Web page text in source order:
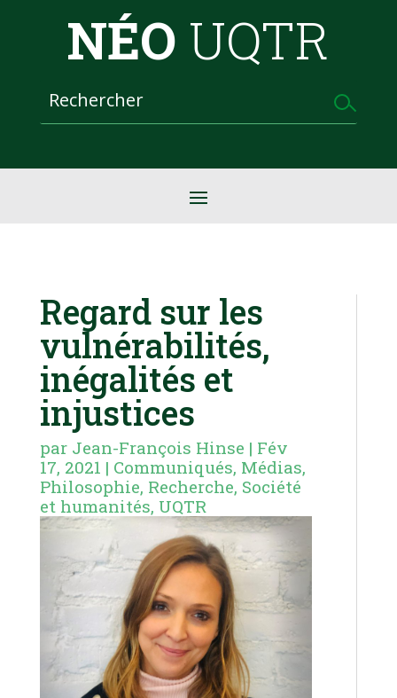
NÉO UQTR
Regard sur les
vulnérabilités,
inégalités et
injustices
par Jean-François Hinse | Fév
17, 2021 | Communiqués, Médias,
Philosophie, Recherche, Société
et humanités, UQTR